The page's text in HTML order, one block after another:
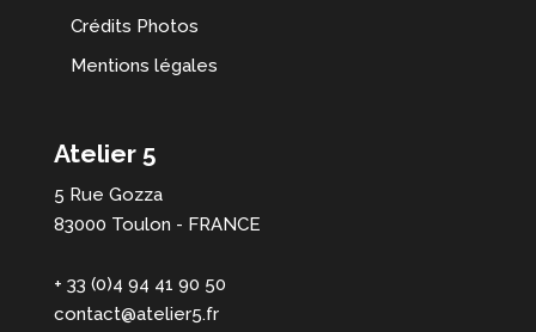
Crédits Photos
Mentions légales
Atelier 5
5 Rue Gozza
83000 Toulon - FRANCE
+ 33 (0)4 94 41 90 50
contact@atelier5.fr